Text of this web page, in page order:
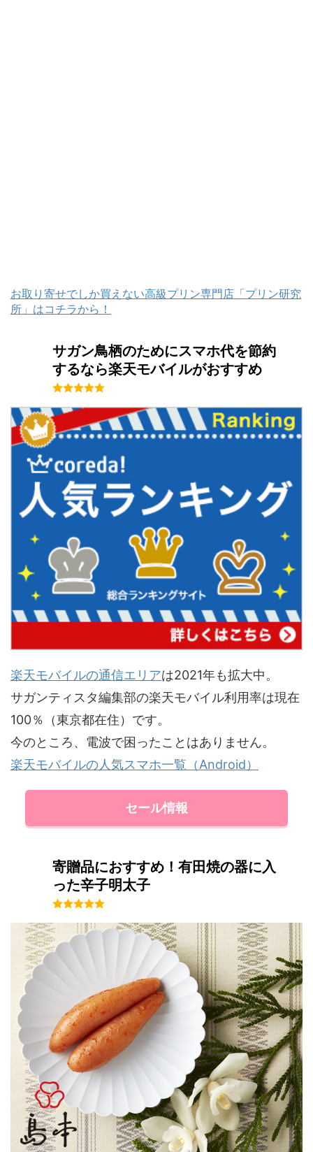
お取り寄せでしか買えない高級プリン専門店「プリン研究
所」はコチラから！
サガン鳥栖のためにスマホ代を節約
するなら楽天モバイルがおすすめ
楽天モバイルの通信エリアは2021年も拡大中。
サガンティスタ編集部の楽天モバイル利用率は現在
100％（東京都在住）です。
今のところ、電波で困ったことはありません。
楽天モバイルの人気スマホ一覧（Android）
セール情報
寄贈品におすすめ！有田焼の器に入
った辛子明太子